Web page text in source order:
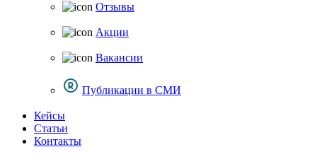
Отзывы
Акции
Вакансии
Публикации в СМИ
Кейсы
Статьи
Контакты